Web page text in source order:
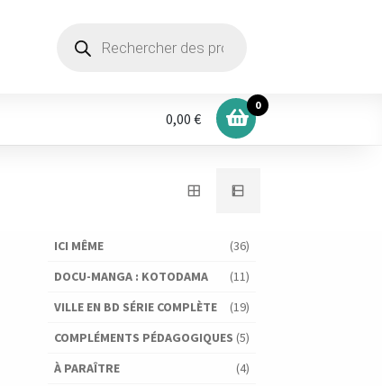
produits
0,00 €
0
ICI MÊME
(36)
DOCU-MANGA : KOTODAMA
(11)
VILLE EN BD SÉRIE COMPLÈTE
(19)
COMPLÉMENTS PÉDAGOGIQUES (5)
À PARAÎTRE
(4)